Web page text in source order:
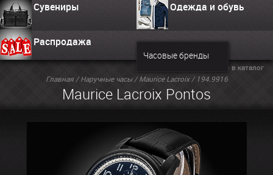
Сувениры Одежда и обувь
Распродажа
Часовые бренды
Главная/Наручные часы/Maurice Lacroix/ 194.9916
Maurice Lacroix Pontos
Вернуться в каталог